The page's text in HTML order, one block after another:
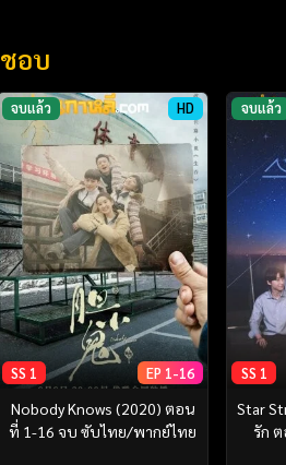
อบ
จบแล้ว HD
SS 1 EP 1-16
Nobody Knows (2020) ตอน
ที่ 1-16 จบ ซับไทย/พากย์ไทย
จบแล้ว
SS 1
Star
รัก